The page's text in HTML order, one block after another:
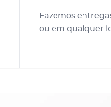
Fazemos
ou em qualquer